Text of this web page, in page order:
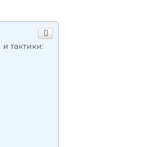
тактики: